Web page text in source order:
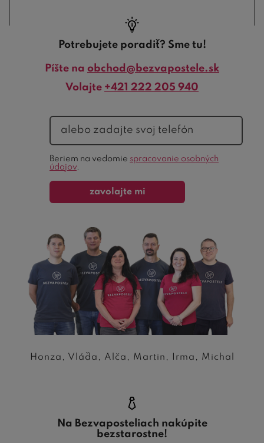
Honza, Vláďa, Alča, Martin, Irma, Michal
Potrebujete poradiť? Sme tu!
Píšte na obchod@bezvapostele.sk
Volajte +421 222 205 940
telefón
formulára
Beriem na vedomie spracovanie osobných
údajov.
zavolajte mi
Na Bezvaposteliach nakúpite
bezstarostne!